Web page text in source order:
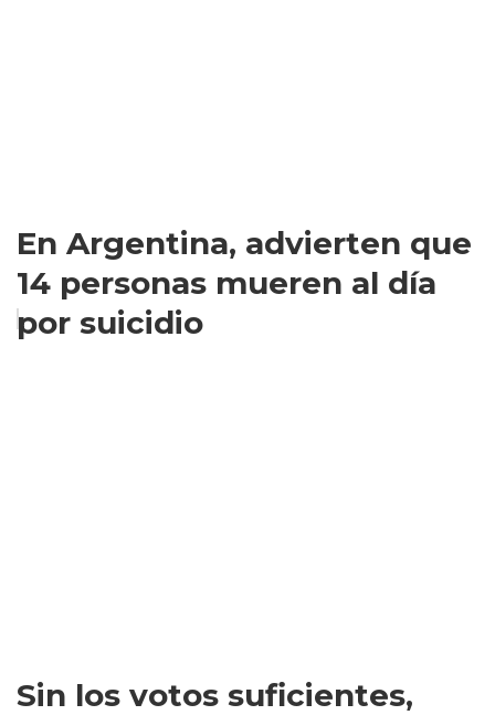
En Argentina, advierten que
14 personas mueren al día
por suicidio
Sin los votos suficientes,